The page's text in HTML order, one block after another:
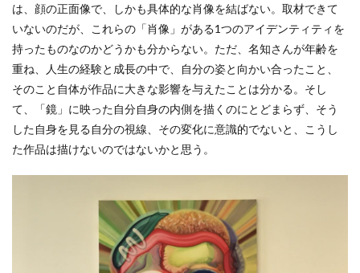
は、顔の正面像で、しかも具体的な肖像を結ばない。取材できて
いないのだが、これらの「肖像」がある1つのアイデンティティを
持ったものなのかどうかも分からない。ただ、名知さんが年齢を
重ね、人生の経験と成長の中で、自分の姿と向かい合ったこと、
そのこと自体が作品に大きな影響を与えたことは分かる。そし
て、「鏡」に映った自分自身の内側を描くのにとどまらず、そう
した自身を見る自分の視線、その変化に意識的でないと、こうし
た作品は描けないのではないかと思う。